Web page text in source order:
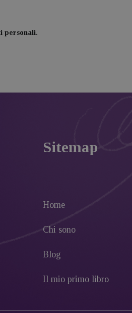
personali.
Sitemap
Home
Chi sono
Blog
Il mio primo libro